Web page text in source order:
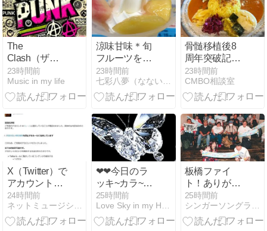
The
Clash（ザ・
クラッシュ）
『Hits Back』
― 1982年7月
ストン・フェ
アディールの
ステージに立
ったジョー・
ストラマーが
書き上げたセ
ットリスト
が、30年の時
を超えて蘇っ
た
23時間前
Music in my life
涼味甘味＊旬
フルーツをい
ただく。〜
23時間前
骨髄移植後8
周年突破記念
ブログ
23時間前
CMBO相談室
X（Twitter）で
アカウントが
ロックされて
解除できない
事象
24時間前
ネットミュージシャンWindzBlueの試行錯誤Story
❤❤今日のラ
ッキ~カラ~❤.
愛 茜色....夢心
❤
25時間前
Love Sky in my Heart...
板橋ファイ
ト！ありがと
う【写真公
開】＆今夜は
カラーシング
25時間前
シンガーソングライター繭(まゆ)のミュージックライフ♪